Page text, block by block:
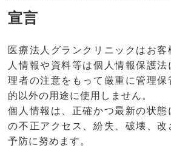
宣言
医療法人グランクリニックはお
人情報や資料等は個人情報保護
理者の注意をもって厳重に管理保
的以外の用途に使用しません。
個人情報は、正確かつ最新の状
の不正アクセス、紛失、破壊、
予防に努めます。